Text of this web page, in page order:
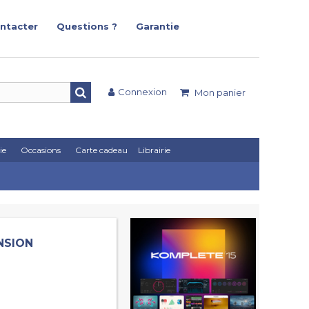
Questions ? Garantie
Mon panier
Connexion
Occasions Carte cadeau Librairie